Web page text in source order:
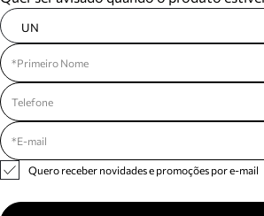
UN
Quero receber novidades e promoções por e-mail